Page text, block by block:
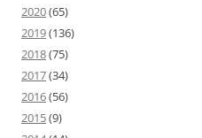
2020(65)
2019(136)
2018(75)
2017(34)
2016(56)
2015(9)